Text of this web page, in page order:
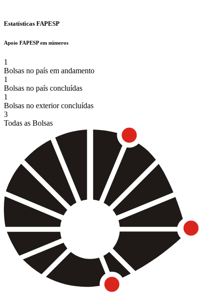
Estatísticas FAPESP
Apoio FAPESP em números
1
Bolsas no país em andamento
1
Bolsas no país concluídas
1
Bolsas no exterior concluídas
3
Todas as Bolsas